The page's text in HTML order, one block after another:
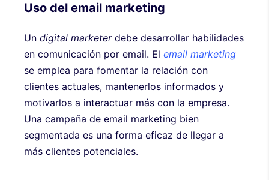
Uso del email marketing
Un digital marketerdebe desarrollar habilidades
en comunicación por email. El email marketing
se emplea para fomentar la relación con
clientes actuales, mantenerlos informados y
motivarlos a interactuar más con la empresa.
Una campaña de email marketing bien
segmentada es una forma eficaz de llegar a
más clientes potenciales.